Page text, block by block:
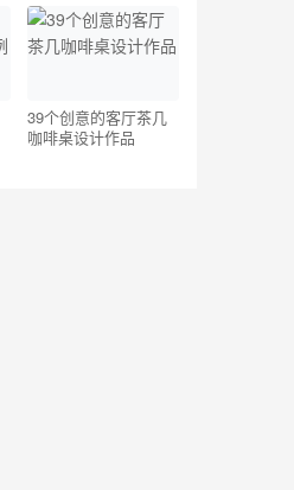
39个创意的客厅茶几
咖啡桌设计作品